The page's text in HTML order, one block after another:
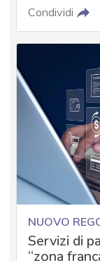
Condividi
NUOVO
Servizi di
“zona